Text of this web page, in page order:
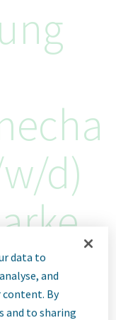
d)
data to
and
content. By
and to sharing